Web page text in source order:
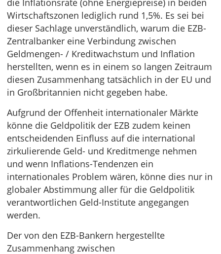
die Inflationsrate (ohne Energiepreise) in beiden
Wirtschaftszonen lediglich rund 1,5%. Es sei bei
dieser Sachlage unverständlich, warum die EZB-
Zentralbanker eine Verbindung zwischen
Geldmengen- / Kreditwachstum und Inflation
herstellten, wenn es in einem so langen Zeitraum
diesen Zusammenhang tatsächlich in der EU und
in Großbritannien nicht gegeben habe.
Aufgrund der Offenheit internationaler Märkte
könne die Geldpolitik der EZB zudem keinen
entscheidenden Einfluss auf die international
zirkulierende Geld- und Kreditmenge nehmen
und wenn Inflations-Tendenzen ein
internationales Problem wären, könne dies nur in
globaler Abstimmung aller für die Geldpolitik
verantwortlichen Geld-Institute angegangen
werden.
Der von den EZB-Bankern hergestellte
Zusammenhang zwischen